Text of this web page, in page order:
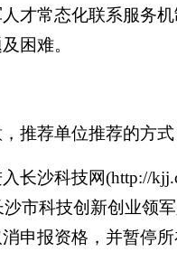
人才常态化联系服务
困难。
推荐单位推荐的方
长沙科技网(http://
市科技创新创业领
申报资格，并暂停